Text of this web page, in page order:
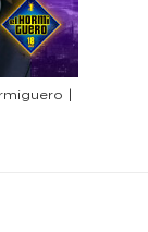
|